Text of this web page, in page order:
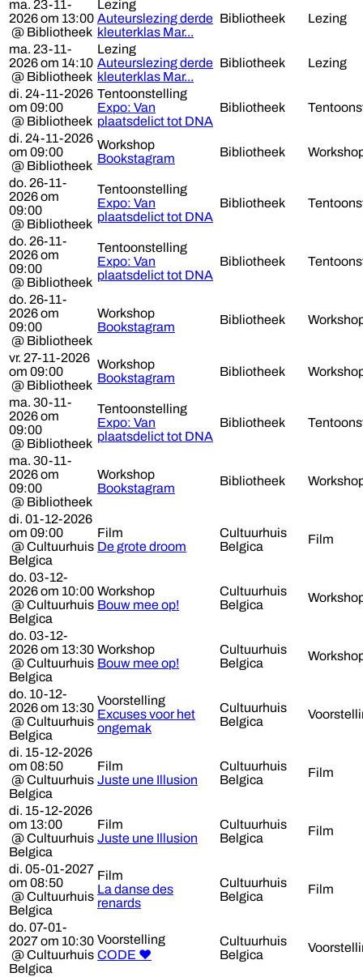
ma. 23-11-
2026 om 13:00
@ Bibliotheek
Lezing
Auteurslezing derde
kleuterklas Mar...
Bibliotheek Lezing
ma. 23-11-
2026 om 14:10
@ Bibliotheek
Lezing
Auteurslezing derde
kleuterklas Mar...
Bibliotheek Lezing
di. 24-11-2026
om 09:00
@ Bibliotheek
Tentoonstelling
Expo: Van
plaatsdelict tot DNA
Bibliotheek
di. 24-11-2026
om 09:00
@ Bibliotheek
Workshop
Bookstagram
Bibliotheek
do. 26-11-
2026 om
09:00
@ Bibliotheek
Tentoonstelling
Expo: Van
plaatsdelict tot DNA
Bibliotheek
do. 26-11-
2026 om
09:00
@ Bibliotheek
Tentoonstelling
Expo: Van
plaatsdelict tot DNA
Bibliotheek
do. 26-11-
2026 om
09:00
@ Bibliotheek
Workshop
Bookstagram
Bibliotheek
vr. 27-11-2026
om 09:00
@ Bibliotheek
Workshop
Bookstagram
Bibliotheek
ma. 30-11-
2026 om
09:00
@ Bibliotheek
Tentoonstelling
Expo: Van
plaatsdelict tot DNA
Bibliotheek
ma. 30-11-
2026 om
09:00
@ Bibliotheek
Workshop
Bookstagram
Bibliotheek
di. 01-12-2026
om 09:00
@ Cultuurhuis
Belgica
Film
De grote droom
Cultuurhuis
Belgica
Film
do. 03-12-
2026 om 10:00
@ Cultuurhuis
Belgica
Workshop
Bouw mee op!
Cultuurhuis
Belgica
do. 03-12-
2026 om 13:30
@ Cultuurhuis
Belgica
Workshop
Bouw mee op!
Cultuurhuis
Belgica
do. 10-12-
2026 om 13:30
@ Cultuurhuis
Belgica
Voorstelling
Excuses voor het
ongemak
Cultuurhuis
Belgica
di. 15-12-2026
om 08:50
@ Cultuurhuis
Belgica
Film
Juste une Illusion
Cultuurhuis
Belgica
Film
di. 15-12-2026
om 13:00
@ Cultuurhuis
Belgica
Film
Juste une Illusion
Cultuurhuis
Belgica
Film
di. 05-01-2027
om 08:50
@ Cultuurhuis
Belgica
Film
La danse des
renards
Cultuurhuis
Belgica
Film
do. 07-01-
2027 om 10:30
@ Cultuurhuis
Belgica
Voorstelling
CODE ♥
Cultuurhuis
Belgica